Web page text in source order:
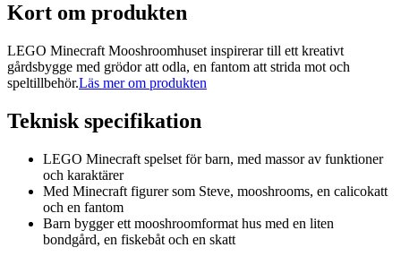
Kort om produkten
LEGO Minecraft Mooshroomhuset inspirerar till ett kreativt
gårdsbygge med grödor att odla, en fantom att strida mot och
speltillbehör.Läs mer om produkten
Teknisk specifikation
LEGO Minecraft spelset för barn, med massor av funktioner
och karaktärer
Med Minecraft figurer som Steve, mooshrooms, en calicokatt
och en fantom
Barn bygger ett mooshroomformat hus med en liten
bondgård, en fiskebåt och en skatt